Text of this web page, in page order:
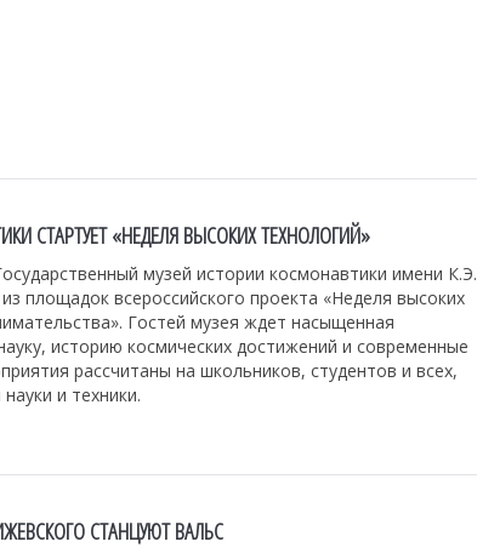
СТАРТУЕТ «НЕДЕЛЯ ВЫСОКИХ ТЕХНОЛОГИЙ»
музей истории космонавтики имени К.Э.
площадок всероссийского проекта «Неделя высоких
Гостей музея ждет насыщенная
историю космических достижений и современные
рассчитаны на школьников, студентов и всех,
и техники.
СТАНЦУЮТ ВАЛЬС